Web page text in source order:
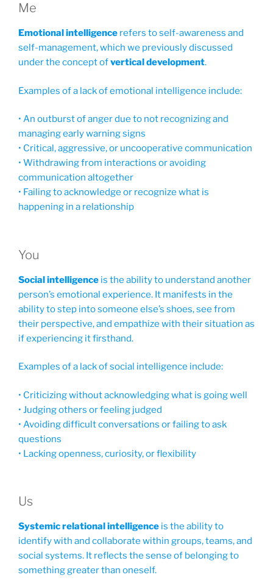
Me
Emotional intelligence refers to self-awareness and
self-management, which we previously discussed
under the concept ofvertical development.
Examples of a lack of emotional intelligence include:
• An outburst of anger due to not recognizing and
managing early warning signs
• Critical, aggressive, or uncooperative communication
• Withdrawing from interactions or avoiding
communication altogether
• Failing to acknowledge or recognize what is
happening in a relationship
You
Social intelligence is the ability to understand another
person’s emotional experience. It manifests in the
ability to step into someone else’s shoes, see from
their perspective, and empathize with their situation as
if experiencing it firsthand.
Examples of a lack of social intelligence include:
• Criticizing without acknowledging what is going well
• Judging others or feeling judged
• Avoiding difficult conversations or failing to ask
questions
• Lacking openness, curiosity, or flexibility
Us
Systemic relational intelligence is the ability to
identify with and collaborate within groups, teams, and
social systems. It reflects the sense of belonging to
something greater than oneself.